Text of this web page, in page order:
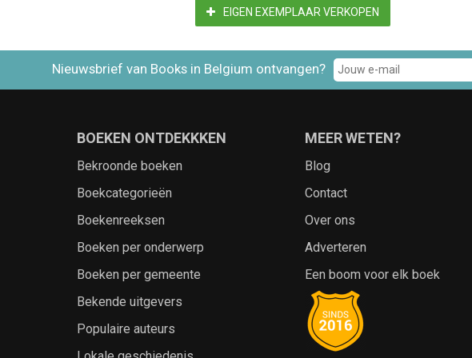
EIGEN EXEMPLAAR VERKOPEN
Nieuwsbrief van Books in Belgium ontvangen?
BOEKEN ONTDEKKKEN
Bekroonde boeken
Boekcategorieën
Boekenreeksen
Boeken per onderwerp
Boeken per gemeente
Bekende uitgevers
Populaire auteurs
MEER WETEN?
Blog
Contact
Over ons
Adverteren
Een boom voor elk boek